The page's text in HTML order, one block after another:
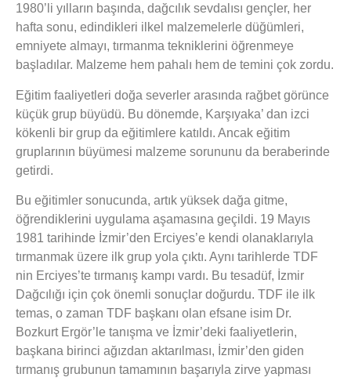
1980’li yılların başında, dağcılık sevdalısı gençler, her
hafta sonu, edindikleri ilkel malzemelerle düğümleri,
emniyete almayı, tırmanma tekniklerini öğrenmeye
başladılar. Malzeme hem pahalı hem de temini çok zordu.
Eğitim faaliyetleri doğa severler arasında rağbet görünce
küçük grup büyüdü. Bu dönemde, Karşıyaka’ dan izci
kökenli bir grup da eğitimlere katıldı. Ancak eğitim
gruplarının büyümesi malzeme sorununu da beraberinde
getirdi.
Bu eğitimler sonucunda, artık yüksek dağa gitme,
öğrendiklerini uygulama aşamasına geçildi. 19 Mayıs
1981 tarihinde İzmir’den Erciyes’e kendi olanaklarıyla
tırmanmak üzere ilk grup yola çıktı. Aynı tarihlerde TDF
nin Erciyes’te tırmanış kampı vardı. Bu tesadüf, İzmir
Dağcılığı için çok önemli sonuçlar doğurdu. TDF ile ilk
temas, o zaman TDF başkanı olan efsane isim Dr.
Bozkurt Ergör’le tanışma ve İzmir’deki faaliyetlerin,
başkana birinci ağızdan aktarılması, İzmir’den giden
tırmanış grubunun tamamının başarıyla zirve yapması